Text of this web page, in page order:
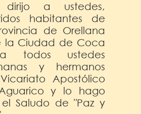
dirijo a ustedes,
habitantes de
de Orellana
la Ciudad de Coca
todos ustedes
y hermanos
Apostólico
y lo hago
Saludo de "Paz y